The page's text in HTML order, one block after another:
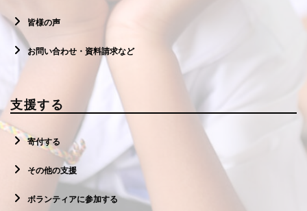
皆様の声
お問い合わせ・資料請求など
支援する
寄付する
その他の支援
ボランティアに参加する